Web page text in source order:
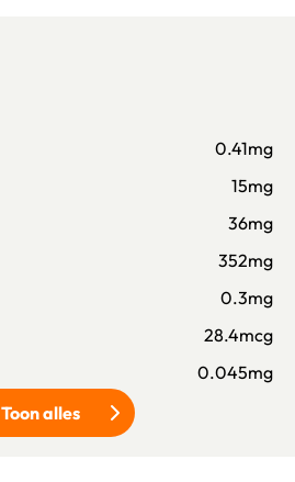
0.41mg
15mg
36mg
352mg
0.3mg
28.4mcg
0.045mg
Toon alles
Klik om meer